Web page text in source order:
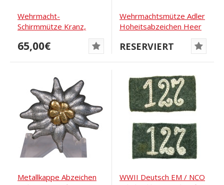
Wehrmacht-
Schirmmütze Kranz,
frühe Ausgabe um 1937
65,00€
Wehrmachtsmütze Adler
Hoheitsabzeichen Heer
RESERVIERT
Metallkappe Abzeichen
WWII Deutsch EM / NCO